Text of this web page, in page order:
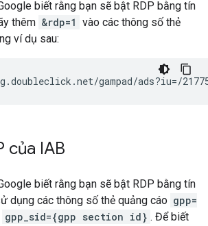
biết rằng bạn sẽ bật RDP bằng tín
thêm &rdp=1 vào các thông số thẻ
ví dụ sau:
gampad/ads?iu=/
của IAB
biết rằng bạn sẽ bật RDP bằng tín
dụng các thông số thẻ quảng cáo gpp=
gpp_sid={gpp section id} . Để biết